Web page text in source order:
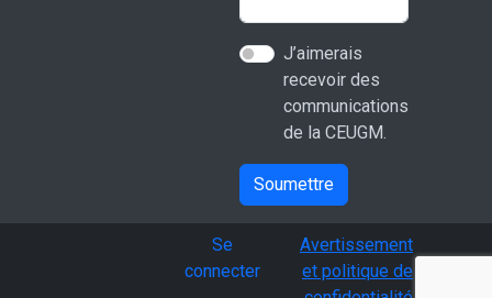
J’aimerais
recevoir des
communications
de la CEUGM.
Soumettre
User account menu
Se
connecter
Avertissement
et politique de